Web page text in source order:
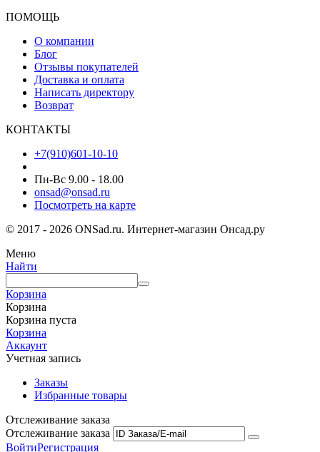
ПОМОЩЬ
О компании
Блог
Отзывы покупателей
Доставка и оплата
Написать директору
Возврат
КОНТАКТЫ
+7(910)601-10-10
Пн-Вс 9.00 - 18.00
onsad@onsad.ru
Посмотреть на карте
© 2017 - 2026 ONSad.ru. Интернет-магазин Онсад.ру
Меню
Найти
Корзина
Корзина
Корзина пуста
Корзина
Аккаунт
Учетная запись
Заказы
Избранные товары
Отслеживание заказа
Отслеживание заказа
ВойтиРегистрация